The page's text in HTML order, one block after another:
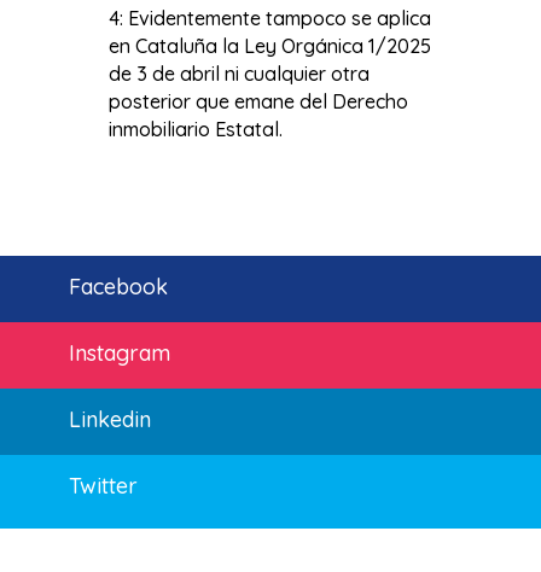
4: Evidentemente tampoco se aplica
en Cataluña la Ley Orgánica 1/2025
de 3 de abril ni cualquier otra
posterior que emane del Derecho
inmobiliario Estatal.
Facebook
Instagram
Linkedin
Twitter